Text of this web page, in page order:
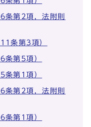
第2項，法附則
条第3項）
第5項）
第1項）
第2項，法附則
第1項）